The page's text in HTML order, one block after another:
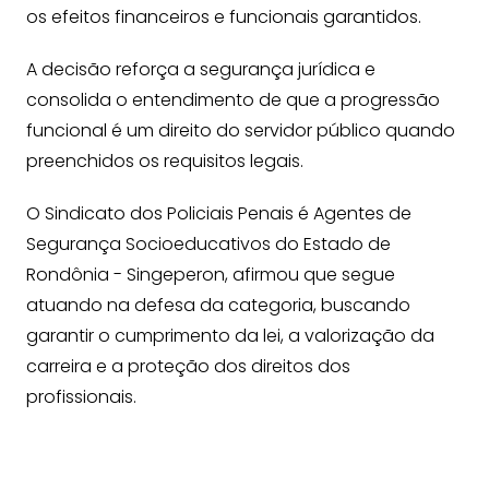
os efeitos financeiros e funcionais garantidos.
A decisão reforça a segurança jurídica e
consolida o entendimento de que a progressão
funcional é um direito do servidor público quando
preenchidos os requisitos legais.
O Sindicato dos Policiais Penais é Agentes de
Segurança Socioeducativos do Estado de
Rondônia - Singeperon, afirmou que segue
atuando na defesa da categoria, buscando
garantir o cumprimento da lei, a valorização da
carreira e a proteção dos direitos dos
profissionais.